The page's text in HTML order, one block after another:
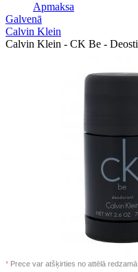
Apmaksa
Galvenā
Calvin Klein
Calvin Klein - CK Be -
* Prece var atšķirties no attēlā